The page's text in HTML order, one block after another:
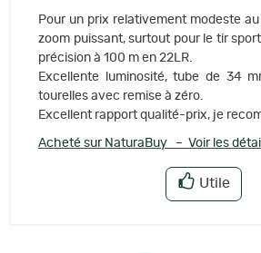
Pour un prix relativement modeste
zoom puissant, surtout pour le tir
précision à 100 m en 22LR.
Excellente luminosité, tube de 34
tourelles avec remise à zéro.
Excellent rapport qualité-prix, je
Acheté sur NaturaBuy – Voir les
Utile